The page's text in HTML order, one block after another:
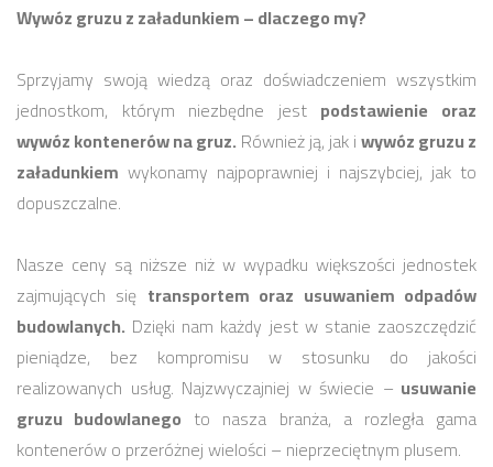
Wywóz gruzu z załadunkiem – dlaczego my?
Sprzyjamy swoją wiedzą oraz doświadczeniem wszystkim
jednostkom, którym niezbędne jest podstawienie oraz
wywóz kontenerów na gruz. Również ją, jak iwywóz gruzu z
załadunkiem wykonamy najpoprawniej i najszybciej, jak to
dopuszczalne.
Nasze ceny są niższe niż w wypadku większości jednostek
zajmujących się transportem oraz usuwaniem odpadów
budowlanych. Dzięki nam każdy jest w stanie zaoszczędzić
pieniądze, bez kompromisu w stosunku do jakości
realizowanych usług. Najzwyczajniej w świecie – usuwanie
gruzu budowlanego to nasza branża, a rozległa gama
kontenerów o przeróżnej wielości – nieprzeciętnym plusem.